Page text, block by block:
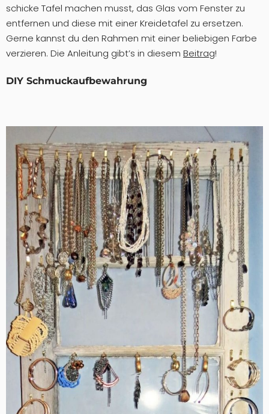
schicke Tafel machen musst, das Glas vom Fenster zu
entfernen und diese mit einer Kreidetafel zu ersetzen.
Gerne kannst du den Rahmen mit einer beliebigen Farbe
verzieren. Die Anleitung gibt’s in diesem Beitrag!
DIY Schmuckaufbewahrung